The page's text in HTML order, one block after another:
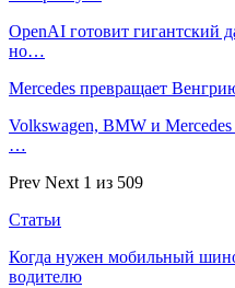
OpenAI готовит гигантский
но…
Mercedes превращает
Volkswagen, BMW и
…
Prev Next 1 из 509
Статьи
Когда нужен мобильный
водителю